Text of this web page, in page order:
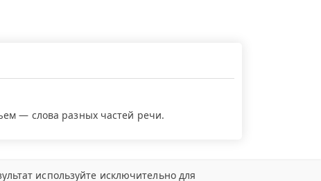
— слова разных частей речи.
используйте исключительно для